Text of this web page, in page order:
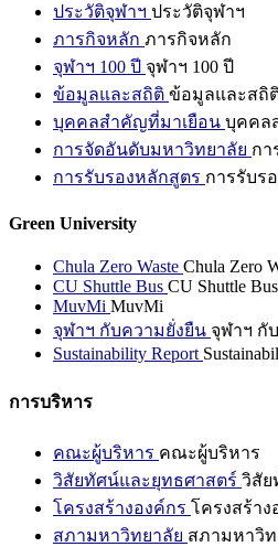
ประวัติจุฬาฯ ประวัติจุฬาฯ
ภารกิจหลัก ภารกิจหลัก
จุฬาฯ 100 ปี จุฬาฯ 100 ปี
ข้อมูลและสถิติ ข้อมูลและสถิ
บุคคลสำคัญที่มาเยือน บุคคล
การจัดอันดับมหาวิทยาลัย กา
การรับรองหลักสูตร การรับร
Green University
Chula Zero Waste Chula Zero
CU Shuttle Bus CU Shuttle Bus
MuvMi MuvMi
จุฬาฯ กับความยั่งยืน จุฬาฯ กั
Sustainability Report
การบริหาร
คณะผู้บริหาร คณะผู้บริหาร
วิสัยทัศน์และยุทธศาสตร์ วิสัย
โครงสร้างองค์กร โครงสร้าง
สภามหาวิทยาลัย สภามหาวิท